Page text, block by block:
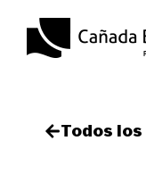
Todos